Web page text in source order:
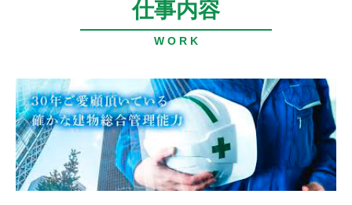
仕事内容
W O R K